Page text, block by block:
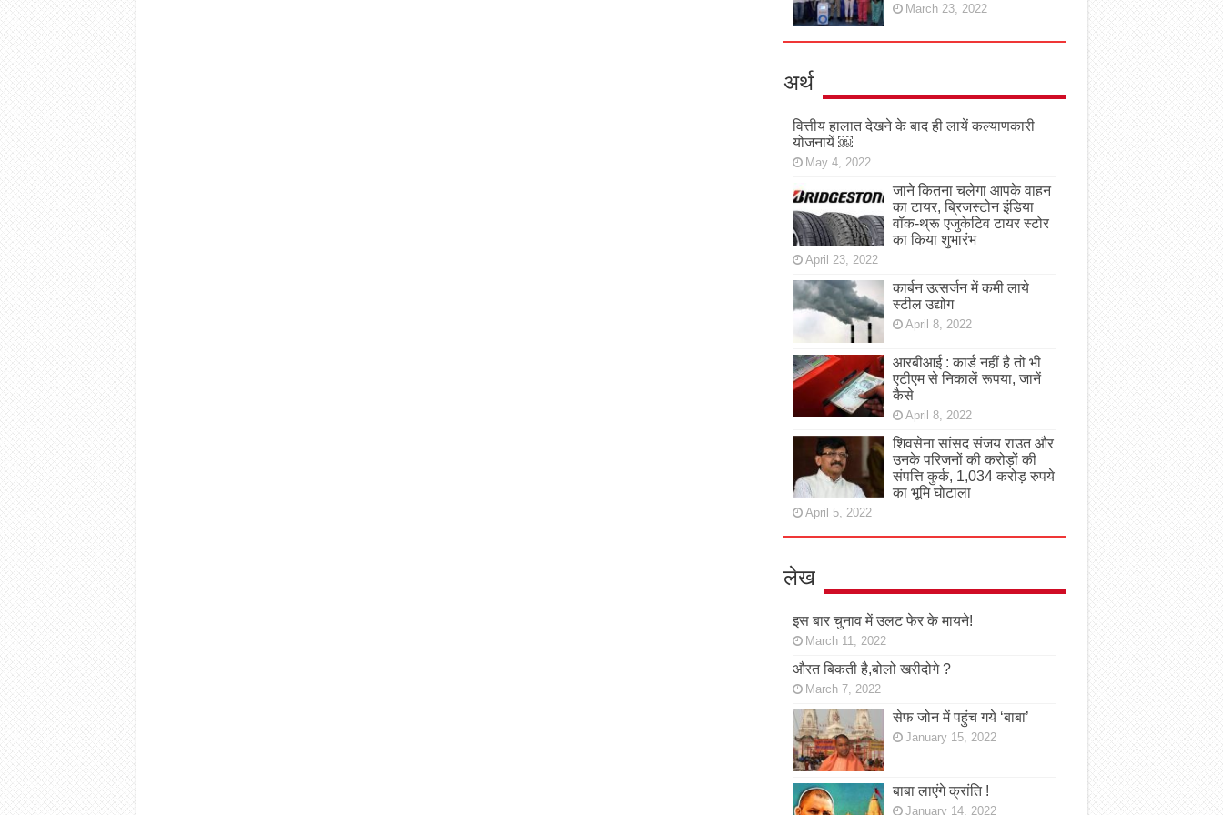
March 23, 2022
अर्थ
वित्तीय हालात देखने के बाद ही लायें कल्याणकारी
योजनायें ￼
May 4, 2022
जाने कितना चलेगा आपके वाहन
का टायर, ब्रिजस्टोन इंडिया
वॉक-थ्रू एजुकेटिव टायर स्टोर
का किया शुभारंभ
April 23, 2022
कार्बन उत्सर्जन में कमी लाये
स्टील उद्योग
April 8, 2022
आरबीआई : कार्ड नहीं है तो भी
एटीएम से निकालें रूपया, जानें
कैसे
April 8, 2022
शिवसेना सांसद संजय राउत और
उनके परिजनों की करोड़ों की
संपत्ति कुर्क, 1,034 करोड़ रुपये
का भूमि घोटाला
April 5, 2022
लेख
इस बार चुनाव में उलट फेर के मायने!
March 11, 2022
औरत बिकती है,बोलो खरीदोगे ?
March 7, 2022
सेफ जोन में पहुंच गये ‘बाबा’
January 15, 2022
बाबा लाएंगे क्रांति !
January 14, 2022